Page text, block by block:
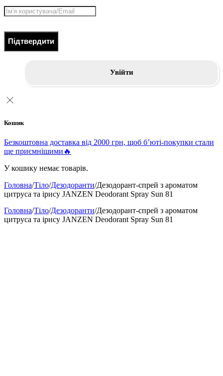
Підтвердити
Увійти
Кошик
Безкоштовна доставка від 2000 грн, щоб б’юті-покупки стали
ще приємнішими🔥
У кошику немає товарів.
Головна/Тіло/Дезодоранти/Дезодорант-спрей з ароматом
цитруса та ірису JANZEN Deodorant Spray Sun 81
Головна/Тіло/Дезодоранти/Дезодорант-спрей з ароматом
цитруса та ірису JANZEN Deodorant Spray Sun 81